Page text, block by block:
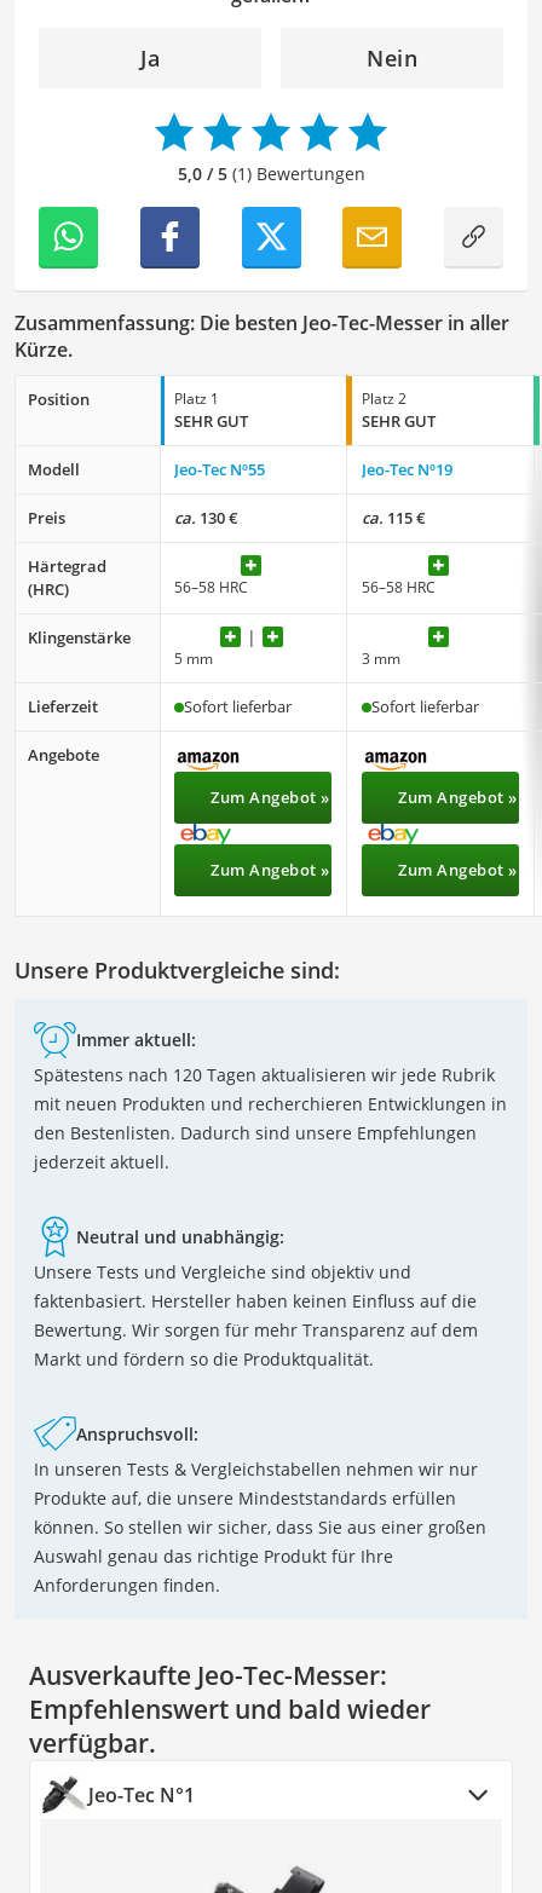
Reiseempfehlungen, Hobbytipps und Anregungen für die
Der Jeo-Tec-Messer-Vergleich ist aus unserer Sicht
besonders empfehlenswert für
Outdoor-Enthusiasten
Ja Nein
5,0 / 5(1) Bewertungen
Zusammenfassung: Die besten Jeo-Tec-Messer in aller
Kürze.
Position Platz 1
SEHR GUT
Platz 2
SEHR GUT
Modell Jeo-Tec Nº55 Jeo-Tec Nº19
Preis ca. 130 € ca. 115 €
Härtegrad
(HRC)
56–58 HRC 56–58 HRC
Klingenstärke
5 mm 3 mm
Lieferzeit Sofort lieferbar Sofort lieferbar
Angebote
Zum Angebot »
Zum Angebot »
Zum Angebot »
Zum Angebot »
Unsere Produktvergleiche sind:
Immer aktuell:
Spätestens nach 120 Tagen aktualisieren wir jede Rubrik
mit neuen Produkten und recherchieren Entwicklungen in
den Bestenlisten. Dadurch sind unsere Empfehlungen
jederzeit aktuell.
Neutral und unabhängig:
Unsere Tests und Vergleiche sind objektiv und
faktenbasiert. Hersteller haben keinen Einfluss auf die
Bewertung. Wir sorgen für mehr Transparenz auf dem
Markt und fördern so die Produktqualität.
Anspruchsvoll:
In unseren Tests & Vergleichstabellen nehmen wir nur
Produkte auf, die unsere Mindeststandards erfüllen
können. So stellen wir sicher, dass Sie aus einer großen
Auswahl genau das richtige Produkt für Ihre
Anforderungen finden.
Ausverkaufte Jeo-Tec-Messer:
Empfehlenswert und bald wieder
verfügbar.
Jeo-Tec N°1